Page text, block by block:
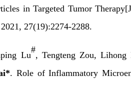
in Targeted Tumor
2021 , 27(19):2274-2288.
Lu
#
, Tengteng Zou, Lihong
. Role of Inflammatory